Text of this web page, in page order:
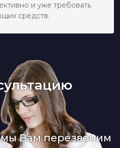
и уже требовать
средств.
мы Вам перезвоним